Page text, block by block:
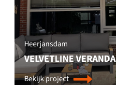
Heerjansdam
VELVETLINE VERANDA
Bekijk project